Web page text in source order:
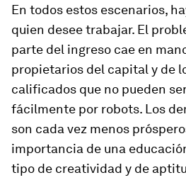
En todos estos escenarios,
quien desee trabajar. El
parte del ingreso cae en
propietarios del capital y de
calificados que no pueden
fácilmente por robots. Los
son cada vez menos
importancia de una
tipo de creatividad y de